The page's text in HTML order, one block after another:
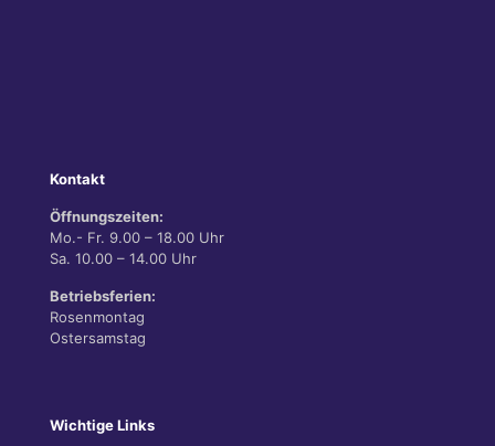
Kontakt
Öffnungszeiten:
Mo.- Fr. 9.00 – 18.00 Uhr
Sa. 10.00 – 14.00 Uhr
Betriebsferien:
Rosenmontag
Ostersamstag
Wichtige Links